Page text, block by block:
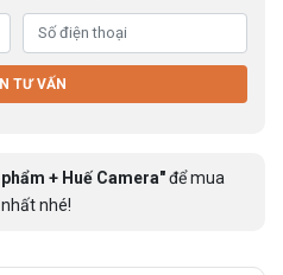
TƯ VẤN
+ Huế Camera"để mua
nhé!